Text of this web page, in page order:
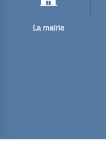
La mairie